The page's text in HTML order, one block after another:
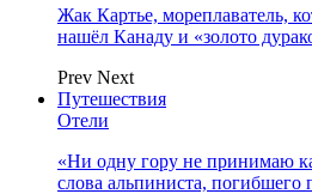
Жак Картье, мореплаватель,
нашёл Канаду и «золото
Prev Next
Путешествия
Отели
«Ни одну гору не принимаю
слова альпиниста,